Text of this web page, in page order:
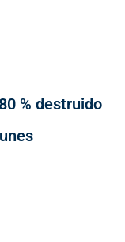
% destruido